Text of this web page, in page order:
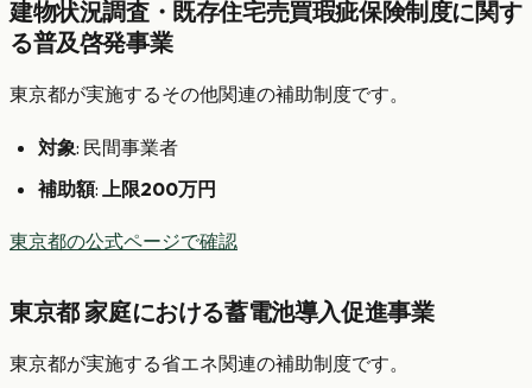
建物状況調査・既存住宅売買瑕疵保険制度に関す
る普及啓発事業
東京都が実施するその他関連の補助制度です。
対象: 民間事業者
補助額: 上限200万円
東京都の公式ページで確認
東京都 家庭における蓄電池導入促進事業
東京都が実施する省エネ関連の補助制度です。